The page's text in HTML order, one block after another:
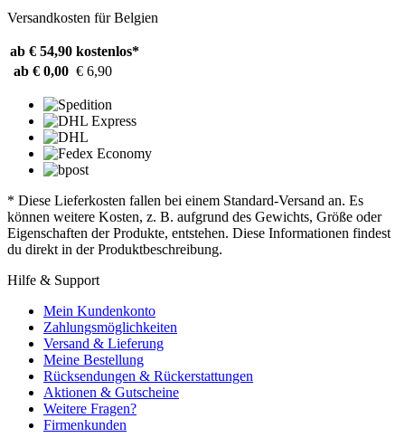
Versandkosten für Belgien
ab € 54,90 kostenlos*
ab € 0,00 € 6,90
* Diese Lieferkosten fallen bei einem Standard-Versand an. Es
können weitere Kosten, z. B. aufgrund des Gewichts, Größe oder
Eigenschaften der Produkte, entstehen. Diese Informationen findest
du direkt in der Produktbeschreibung.
Hilfe & Support
Mein Kundenkonto
Zahlungsmöglichkeiten
Versand & Lieferung
Meine Bestellung
Rücksendungen & Rückerstattungen
Aktionen & Gutscheine
Weitere Fragen?
Firmenkunden